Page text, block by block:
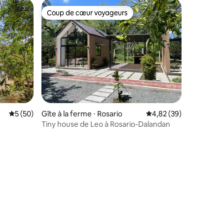
appréciés
Évaluation moyenne sur la base de 50 commentaires : 5 sur 5
5 (50)
Coup de cœur voyageurs
Coup de cœur voyageurs
Gîte à la ferme ⋅ Rosario Évaluation moyenne
4,82 (39)
Tiny house de Leo à Rosario-Dalandan